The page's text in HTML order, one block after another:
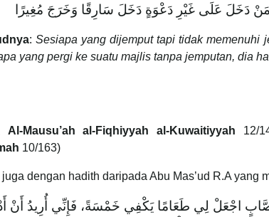
دَخَلَ عَلَى غَيْرِ دَعْوَةٍ دَخَلَ سَارِقًا وَخَرَجَ مُغِيرًا
:Sesiapa yang dijemput tapi tidak memenuhi
yang pergi ke suatu majlis tanpa jemputan, dia
Al-Mausu’ah al-Fiqhiyyah al-Kuwaitiyyah 12/
10/163)
juga dengan hadith daripada Abu Mas’ud R.A yang
اجْعَلْ لِي طَعَامًا يَكْفِي خَمْسَةً، فَإِنِّي أُرِيدُ أَنْ